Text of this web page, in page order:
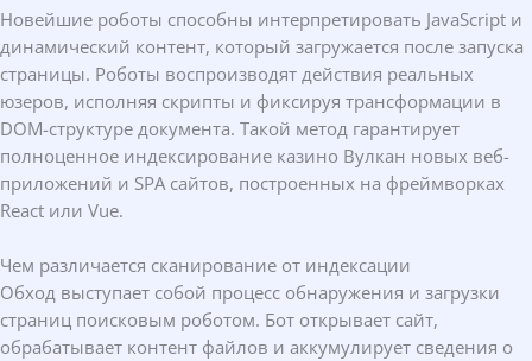
Новейшие роботы способны интерпретировать JavaScript и
динамический контент, который загружается после запуска
страницы. Роботы воспроизводят действия реальных
юзеров, исполняя скрипты и фиксируя трансформации в
DOM-структуре документа. Такой метод гарантирует
полноценное индексирование казино Вулкан новых веб-
приложений и SPA сайтов, построенных на фреймворках
React или Vue.
Чем различается сканирование от индексации
Обход выступает собой процесс обнаружения и загрузки
страниц поисковым роботом. Бот открывает сайт,
обрабатывает контент файлов и аккумулирует сведения о